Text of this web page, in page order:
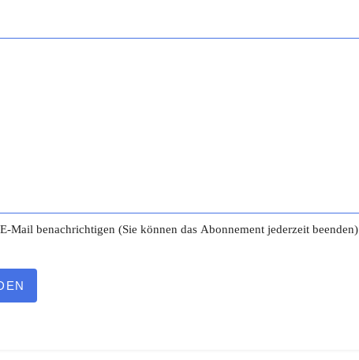
Mail benachrichtigen (Sie können das Abonnement jederzeit beenden)